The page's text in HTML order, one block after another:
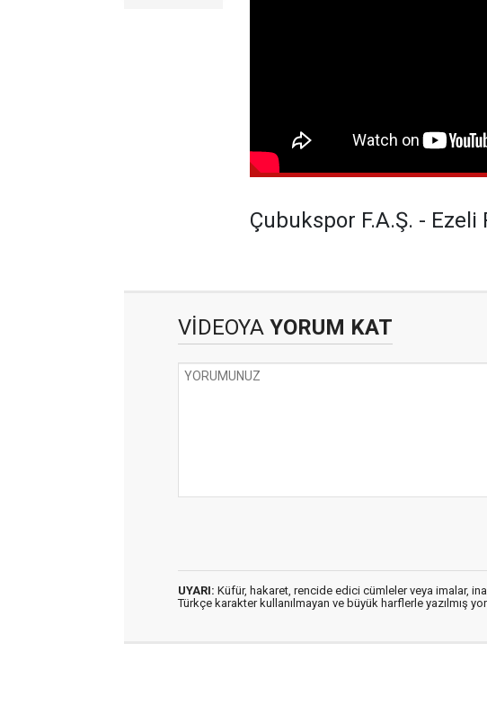
Çubukspor F.A.Ş. - Ezeli
VİDEOYA YORUM KAT
UYARI: Küfür, hakaret, rencide edici cümleler veya imalar,
Türkçe karakter kullanılmayan ve büyük harflerle yazılmış